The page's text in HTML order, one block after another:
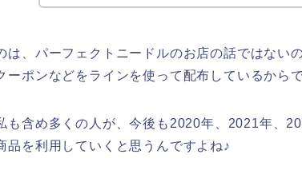
は、パーフェクトニードルのお店の話ではない
ーポンなどをラインを使って配布しているからで
も含め多くの人が、今後も2020年、2021年、
品を利用していくと思うんですよね♪